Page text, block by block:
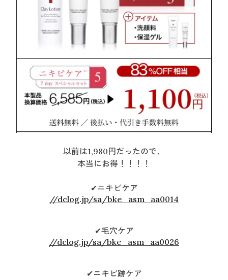
以前は1,980円だったので、
本当にお得！！！！
✔︎ニキビケア
//dclog.jp/sa/bke_asm_aa0014
✔︎毛穴ケア
//dclog.jp/sa/bke_asm_aa0026
✔︎ニキビ跡ケア